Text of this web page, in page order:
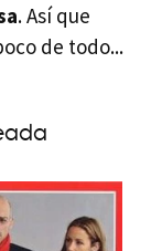
. Así que
de todo...